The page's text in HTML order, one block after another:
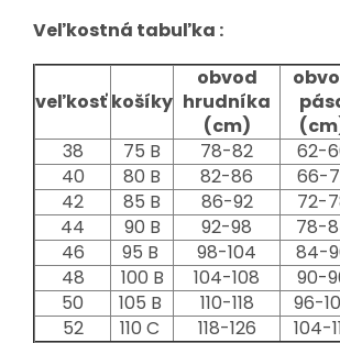
Veľkostná tabuľka :
veľkosťkošíky
obvod
hrudníka
(cm)
38
75 B 78-82 62-
40
80 B 82-86 66-
42
85 B 86-92 72-
44
90 B 92-98 78-
46
95 B 98-104 84-
48
100 B 104-108 90-
50
105 B 110-118 96-
52
110 C 118-126 104-